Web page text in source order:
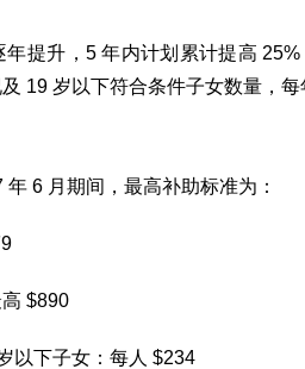
提升，5 年内计划累计提高
19 岁以下符合条件子女数量，
6 月期间，最高补助标准为：
$890
以下子女：每人 $234